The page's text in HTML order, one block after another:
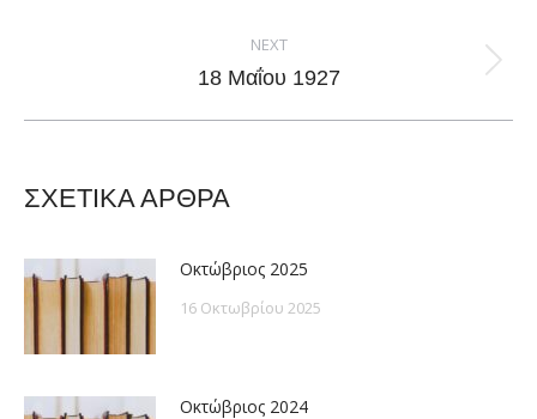
NEXT
Next
18 Μαΐου 1927
ΣΧΕΤΙΚΑ ΑΡΘΡΑ
Οκτώβριος 2025
16 Οκτωβρίου 2025
Οκτώβριος 2024